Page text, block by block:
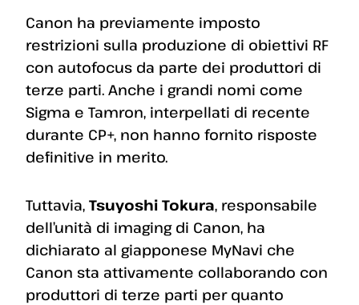
Canon ha previamente imposto
restrizioni sulla produzione di obiettivi RF
con autofocus da parte dei produttori di
terze parti. Anche i grandi nomi come
Sigma e Tamron, interpellati di recente
durante CP+, non hanno fornito risposte
definitive in merito.
Tuttavia, Tsuyoshi Tokura, responsabile
dell’unità di imaging di Canon, ha
dichiarato al giapponese MyNavi che
Canon sta attivamente collaborando con
produttori di terze parti per quanto